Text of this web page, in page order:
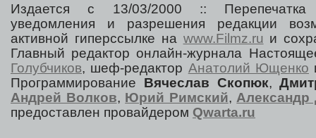
Издается с 13/03/2000 :: Перепечатка
уведомления и разрешения редакции
активной гиперссылке на www.Filmz.ru и
Главный редактор онлайн-журнала
Голубчиков, шеф-редактор Анатолий Ющенко
Программирование Вячеслав Скопюк,
Андрей Волков, Юрий Римский, Александр
предоставлен провайдером Qwarta.ru